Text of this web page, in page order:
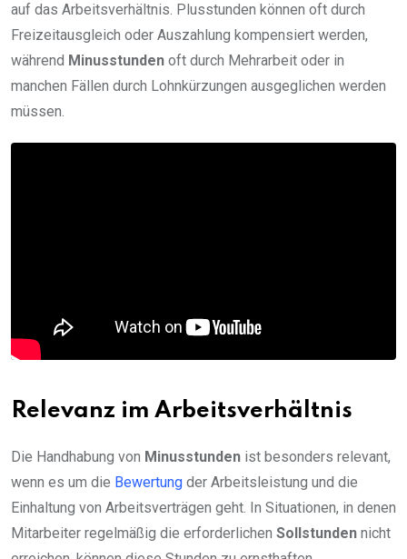
auf das Arbeitsverhältnis. Plusstunden können oft durch
Freizeitausgleich oder Auszahlung kompensiert werden,
während Minusstunden oft durch Mehrarbeit oder in
manchen Fällen durch Lohnkürzungen ausgeglichen werden
müssen.
Relevanz im Arbeitsverhältnis
Die Handhabung von Minusstunden ist besonders relevant,
wenn es um die Bewertung der Arbeitsleistung und die
Einhaltung von Arbeitsverträgen geht. In Situationen, in denen
Mitarbeiter regelmäßig die erforderlichen Sollstunden nicht